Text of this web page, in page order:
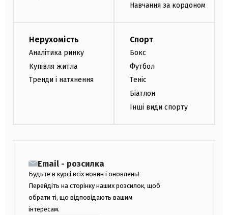
Навчання за кордоном
Нерухомість
Аналітика ринку
Купівля житла
Тренди і натхнення
Спорт
Бокс
Футбол
Теніс
Біатлон
Інші види спорту
Email - розсилка
Будьте в курсі всіх новин і оновлень!
Перейдіть на сторінку наших розсилок, щоб
обрати ті, що відповідають вашим
інтересам.